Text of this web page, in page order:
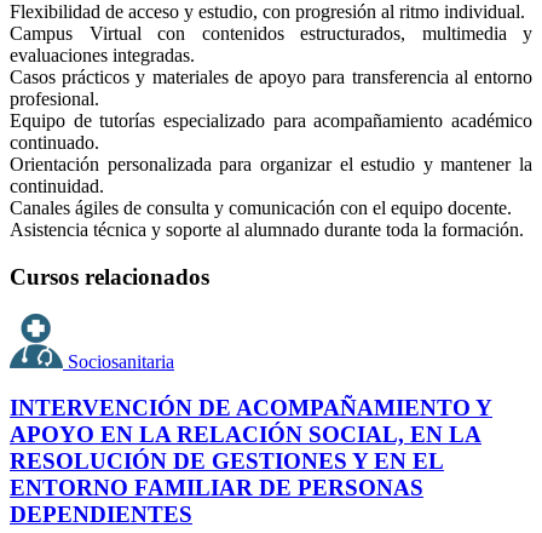
Flexibilidad de acceso y estudio, con progresión al ritmo individual.
Campus Virtual con contenidos estructurados, multimedia y
evaluaciones integradas.
Casos prácticos y materiales de apoyo para transferencia al entorno
profesional.
Equipo de tutorías especializado para acompañamiento académico
continuado.
Orientación personalizada para organizar el estudio y mantener la
continuidad.
Canales ágiles de consulta y comunicación con el equipo docente.
Asistencia técnica y soporte al alumnado durante toda la formación.
Cursos relacionados
Sociosanitaria
INTERVENCIÓN DE ACOMPAÑAMIENTO Y
APOYO EN LA RELACIÓN SOCIAL, EN LA
RESOLUCIÓN DE GESTIONES Y EN EL
ENTORNO FAMILIAR DE PERSONAS
DEPENDIENTES